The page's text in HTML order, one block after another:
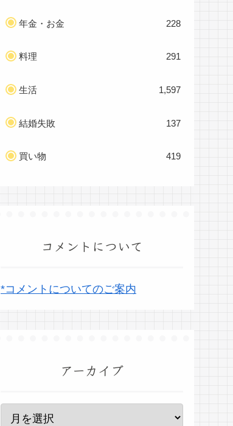
年金・お金 228
料理 291
生活 1,597
結婚失敗 137
買い物 419
コメントについて
*コメントについてのご案内
アーカイブ